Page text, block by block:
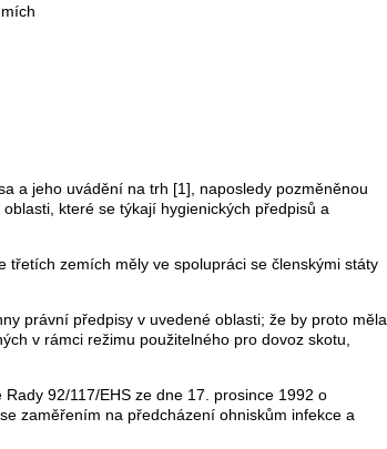
a jeho uvádění na trh [1], naposledy pozměněnou
které se týkají hygienických předpisů a
třetích zemích měly ve spolupráci se členskými státy
právní předpisy v uvedené oblasti; že by proto měla
v rámci režimu použitelného pro dovoz skotu,
92/117/EHS ze dne 17. prosince 1992 o
zaměřením na předcházení ohniskům infekce a